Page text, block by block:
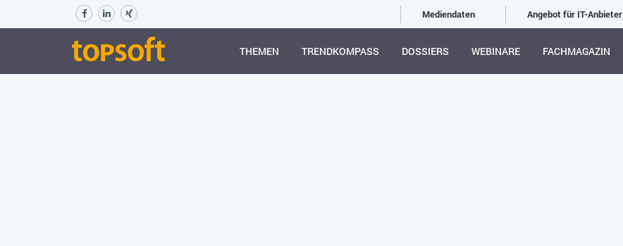
Mediendaten Angebot für IT-Anbieter
THEMEN TRENDKOMPASS DOSSIERS WEBINARE FACHMAGAZIN